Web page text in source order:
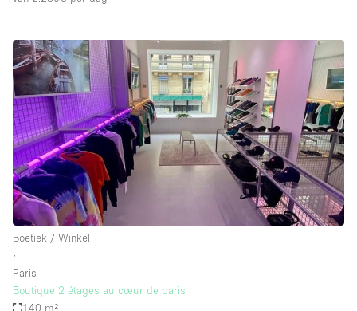
Boetiek / Winkel
∙
Paris
Boutique 2 étages au cœur de paris
140 m²